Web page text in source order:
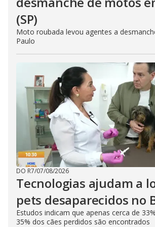
(SP)
Moto roubada levou agentes a
Paulo
DO R7/07/08/2026
Tecnologias ajudam a
pets desaparecidos no
Estudos indicam que apenas cerca de
35% dos cães perdidos são encontrados